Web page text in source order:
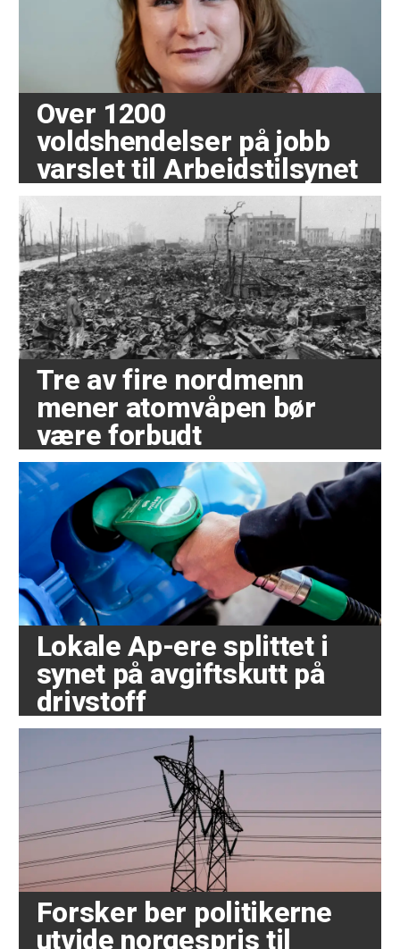
Over 1200
voldshendelser på jobb
varslet til Arbeidstilsynet
Tre av fire nordmenn
mener atomvåpen bør
være forbudt
Lokale Ap-ere splittet i
synet på avgiftskutt på
drivstoff
Forsker ber politikerne
utvide norgespris til